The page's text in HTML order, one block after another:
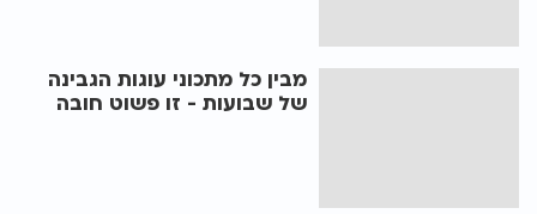
מבין כל מתכוני עוגות הגבינה
של שבועות - זו פשוט חובה